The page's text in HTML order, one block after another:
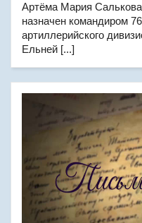
Артёма Мария
назначен командиром
артиллерийского
Ельней [...]